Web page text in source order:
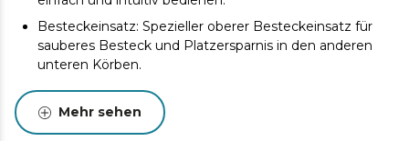
Besteckeinsatz: Spezieller oberer Besteckeinsatz für
sauberes Besteck und Platzersparnis in den anderen
unteren Körben.
14 Programme: Wählen Sie das Programm, das Ihren
Bedürfnissen am besten entspricht, je nachdem, was
Sie zu waschen haben: Töpfe, Alltagsgeschirr,
Mehr sehen